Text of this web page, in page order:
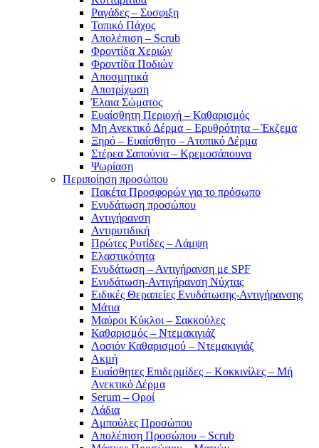
Ραγάδες – Συσφιξη
Τοπικό Πάχος
Απολέπιση – Scrub
Φροντίδα Χεριών
Φροντίδα Ποδιών
Αποσμητικά
Αποτρίχωση
Έλαια Σώματος
Ευαίσθητη Περιοχή – Καθαρισμός
Μη Ανεκτικό Δέρμα – Ερυθρότητα – Έκζεμα
Ξηρό – Ευαίσθητο – Ατοπικό Δέρμα
Στέρεα Σαπούνια – Κρεμοσάπουνα
Ψωρίαση
Περιποίηση προσώπου
Πακέτα Προσφορών για το πρόσωπο
Ενυδάτωση προσώπου
Αντιγήρανση
Αντιρυτιδική
Πρώτες Ρυτίδες – Λάμψη
Ελαστικότητα
Ενυδάτωση – Αντιγήρανση με SPF
Ενυδάτωση-Αντιγήρανση Νύχτας
Ειδικές Θεραπείες Ενυδάτωσης-Αντιγήρανσης
Μάτια
Μαύροι Κύκλοι – Σακκούλες
Καθαρισμός – Ντεμακιγιάζ
Λοσιόν Καθαρισμού – Ντεμακιγιάζ
Ακμή
Ευαίσθητες Επιδερμίδες – Κοκκινίλες – Μή
Ανεκτικό Δέρμα
Serum – Οροί
Λάδια
Αμπούλες Προσώπου
Απολέπιση Προσώπου – Scrub